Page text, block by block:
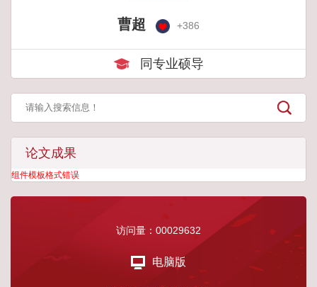
曹超 +386
同专业硕导
论文成果
组件模板格式错误
访问量： 00029632
电脑版